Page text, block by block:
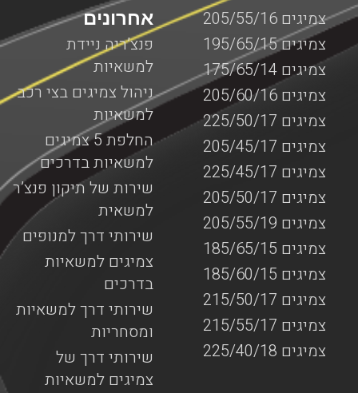
אחרונים
פנצ’ריה ניידת
למשאיות
ניהול צמיגים בצי רכב
למשאיות
החלפת 5 צמיגים
למשאיות בדרכים
שירות של תיקון פנצ’ר
למשאית
שירותי דרך למנופים
צמיגים למשאיות
בדרכים
שירותי דרך למשאיות
ומסחריות
שירותי דרך של
צמיגים למשאיות
צמיגים 205/55/16
צמיגים 195/65/15
צמיגים 175/65/14
צמיגים 205/60/16
צמיגים 225/50/17
צמיגים 205/45/17
צמיגים 225/45/17
צמיגים 205/50/17
צמיגים 205/55/19
צמיגים 185/65/15
צמיגים 185/60/15
צמיגים 215/50/17
צמיגים 215/55/17
צמיגים 225/40/18